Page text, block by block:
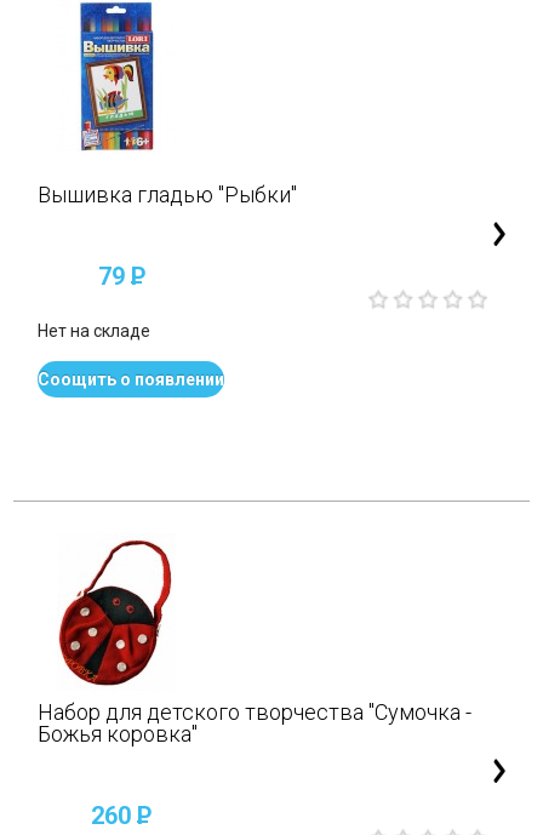
Вышивка гладью "Рыбки"
79 P
Нет на складе
Соощить о появлении
Набор для детского творчества "Сумочка -
Божья коровка"
260P